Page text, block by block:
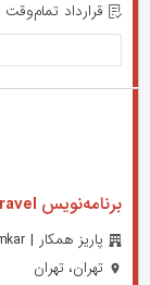
قرارداد تمام‌وقت
برنامه‌نویس PHP / Laravel
پاریز همکار | Pariz Hamkar
تهران، تهران